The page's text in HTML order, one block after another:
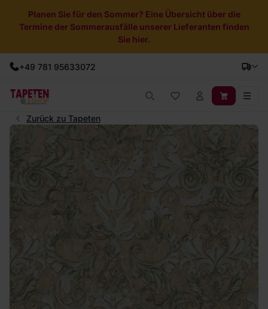
Planen Sie für den Sommer? Eine Übersicht über die
Termine der Sommerausfälle unserer Lieferanten finden
Sie hier.
+49 781 95633072
Zurück zu Tapeten